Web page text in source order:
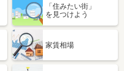
「住みたい街」
を見つけよう
家賃相場